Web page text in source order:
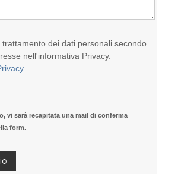
trattamento dei dati personali secondo
nell'informativa Privacy.
vi sarà recapitata una mail di conferma
form.